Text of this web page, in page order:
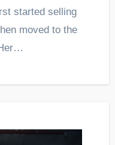
started selling
moved to the